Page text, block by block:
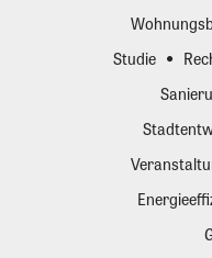
Studie